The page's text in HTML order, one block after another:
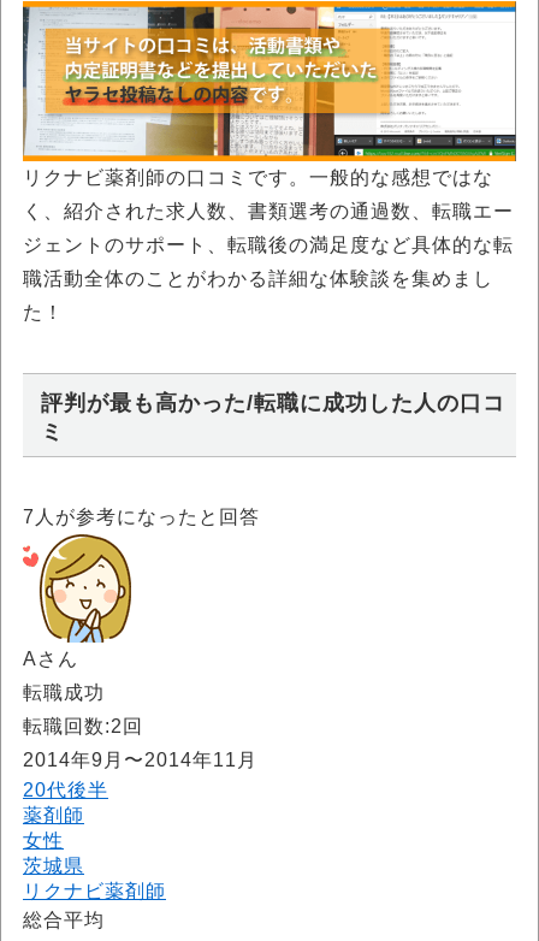
リクナビ薬剤師の口コミです。一般的な感想ではな
く、紹介された求人数、書類選考の通過数、転職エー
ジェントのサポート、転職後の満足度など具体的な転
職活動全体のことがわかる詳細な体験談を集めまし
た！
評判が最も高かった/転職に成功した人の口コ
ミ
7 人が参考になったと回答
Aさん
転職成功
転職回数:2回
2014年9月〜2014年11月
20代後半
薬剤師
女性
茨城県
リクナビ薬剤師
総合平均